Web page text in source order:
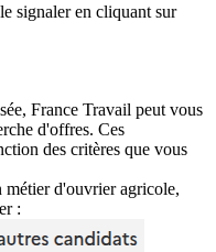
signaler en cliquant sur
France Travail peut vous
d'offres. Ces
des critères que vous
métier d'ouvrier agricole,
: